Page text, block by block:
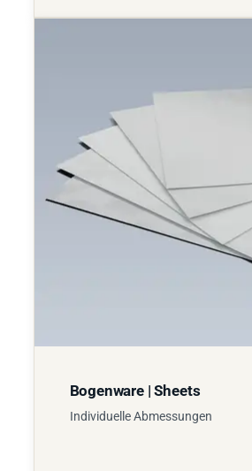
Bogenware | Sheets
Individuelle Abmessungen